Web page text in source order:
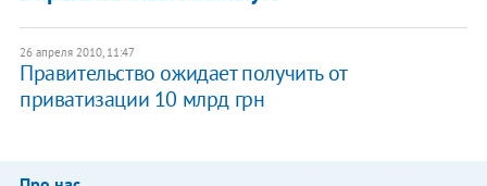
26 апреля 2010, 11:47
Правительство ожидает получить от
приватизации 10 млрд грн